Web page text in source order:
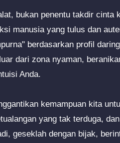
bukan penentu takdir
manusia yang tulus dan
berdasarkan profil
dari zona nyaman,
Anda.
kemampuan kita
yang tak terduga,
geseklah dengan bijak,